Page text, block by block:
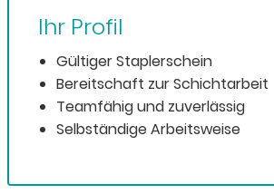
Ihr Profil
Gültiger Staplerschein
Bereitschaft zur Schichtarbeit
Teamfähig und zuverlässig
Selbständige Arbeitsweise